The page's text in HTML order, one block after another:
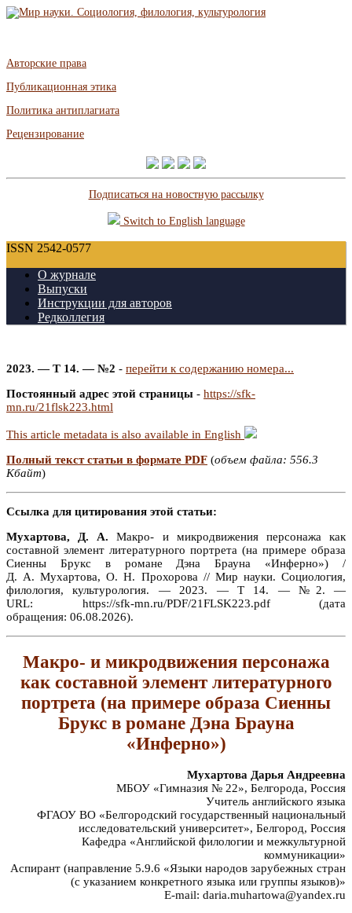
Авторские права
Публикационная этика
Политика антиплагиата
Рецензирование
Подписаться на новостную рассылку
Switch to English language
ISSN 2542-0577
О журнале
Выпуски
Инструкции для авторов
Редколлегия
2023. — Т 14. — №2 - перейти к содержанию номера...
Постоянный адрес этой страницы - https://sfk-
mn.ru/21flsk223.html
This article metadata is also available in English
Полный текст статьи в формате PDF (объем файла: 556.3
Кбайт)
Ссылка для цитирования этой статьи:
Мухартова, Д. А. Макро- и микродвижения персонажа как
составной элемент литературного портрета (на примере образа
Сиенны Брукс в романе Дэна Брауна «Инферно») /
Д. А. Мухартова, О. Н. Прохорова // Мир науки. Социология,
филология, культурология. — 2023. — Т 14. — №2. —
URL: https://sfk-mn.ru/PDF/21FLSK223.pdf (дата
обращения: 06.08.2026).
Макро- и микродвижения персонажа
как составной элемент литературного
портрета (на примере образа Сиенны
Брукс в романе Дэна Брауна
«Инферно»)
Мухартова Дарья Андреевна
МБОУ «Гимназия № 22», Белгорода, Россия
Учитель английского языка
ФГАОУ ВО «Белгородский государственный национальный
исследовательский университет», Белгород, Россия
Кафедра «Английской филологии и межкультурной
коммуникации»
Аспирант (направление 5.9.6 «Языки народов зарубежных стран
(с указанием конкретного языка или группы языков)»
E-mail: daria.muhartowa@yandex.ru